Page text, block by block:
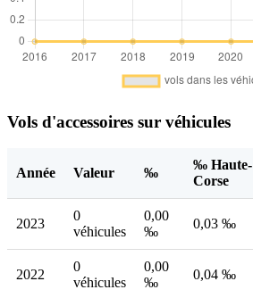
Vols d'accessoires sur véhicules
Année Valeur ‰
‰ Haute-
Corse
2023
0
véhicules
0,00
‰
0,03 ‰
2022
0
véhicules
0,00
‰
0,04 ‰